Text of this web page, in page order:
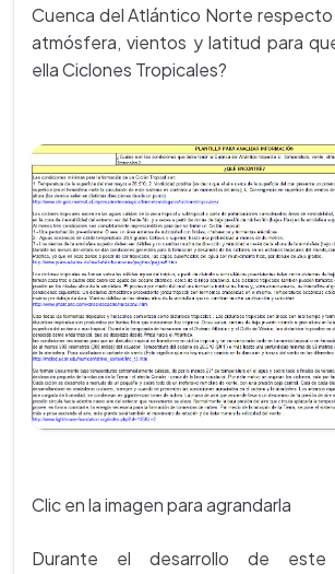
Cuenca del Atlántico Norte
atmósfera, vientos y latitud para
ella Ciclones Tropicales?
Clic en la imagen para agrandarla
Durante el desarrollo de este